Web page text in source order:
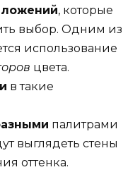
, которые
выбор. Одним из
использование
цвета.
в такие
палитрами
выглядеть стены
оттенка.